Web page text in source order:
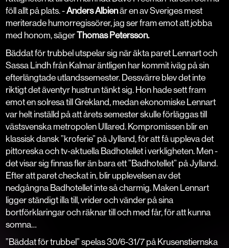
föll allt på plats. -Anders Albienär en av Sveriges mest
meriterade humorregissörer, jag ser fram emot att jobba
med honom, sägerThomas Petersson.
Bäddat för trubbel utspelar sig när äkta paret Lennart och
Sassa Lindh från Kalmar äntligen har kommit iväg på sin
efterlängtade utlandssemester. Dessvärre blev det inte
riktigt det äventyr hustrun tänkt sig. Hon hade sett fram
emot en solresa till Grekland, medan ekonomiske Lennart
var helt inställd på att årets semester skulle förläggas till
västsvenska metropolen Ullared. Kompromissen blir en
klassisk dansk ”kroferie” på Jylland, för att få uppleva det
pittoreska och tv-aktuella Badhotellet i verkligheten. Men -
det visar sig finnas fler än bara ett ”Badhotellet” på Jylland.
Efter att paret checkat in, blir upplevelsen av det
nedgångna Badhotellet inte så charmig. Maken Lennart
ligger ständigt illa till, vrider och vänder på sina
bortförklaringar och räknar till och med får, för att kunna
somna…
”Bäddat för trubbel” spelas 30/6-31/7 på Krusenstiernska